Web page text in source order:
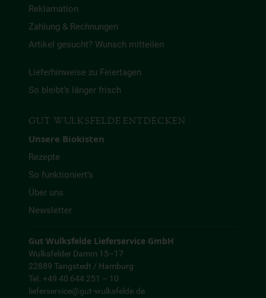
Reklamation
Zahlung & Rechnungen
Artikel gesucht? Wunsch mitteilen
Lieferhinweise zu Feiertagen
So bleibt’s länger frisch
GUT WULKSFELDE ENTDECKEN
Unsere Biokisten
Rezepte
So funktioniert’s
Über uns
Newsletter
Gut Wulksfelde Lieferservice GmbH
Wulksfelder Damm 15–17
22889 Tangstedt / Hamburg
Tel. +49 40 644 251 – 10
lieferservice@gut-wulksfelde.de